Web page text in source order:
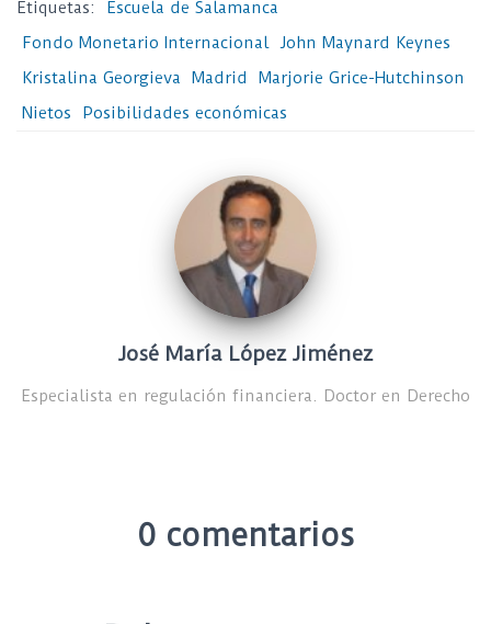
Etiquetas:
Escuela de Salamanca
Fondo Monetario Internacional John Maynard Keynes
Kristalina Georgieva
Madrid
Marjorie Grice-Hutchinson
Nietos
Posibilidades económicas
José María López Jiménez
Especialista en regulación financiera. Doctor en Derecho
0 comentarios